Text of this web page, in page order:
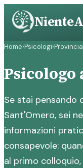
Vai
contenuto
Home›Psicologi›
Psicologo
Se stai pensando
Sant'Omero, sei
informazioni
consapevole:
al primo